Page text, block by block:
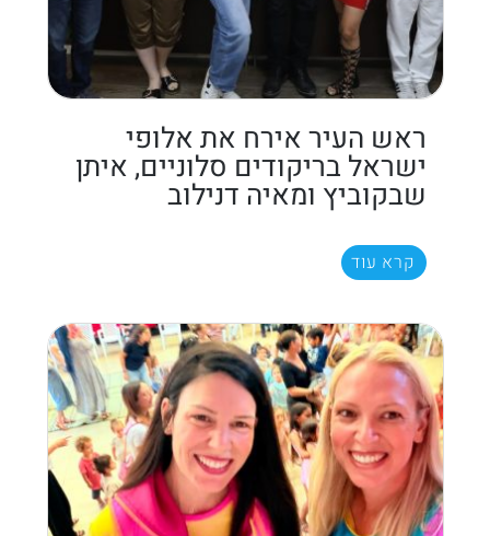
ראש העיר אירח את אלופי
ישראל בריקודים סלוניים, איתן
שבקוביץ ומאיה דנילוב
קרא עוד